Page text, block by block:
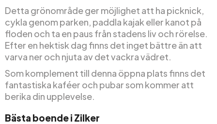
Detta grönområde ger möjlighet att ha picknick,
cykla genom parken, paddla kajak eller kanot på
floden och ta en paus från stadens liv och rörelse.
Efter en hektisk dag finns det inget bättre än att
varva ner och njuta av det vackra vädret.
Som komplement till denna öppna plats finns det
fantastiska kaféer och pubar som kommer att
berika din upplevelse.
Bästa boende i Zilker